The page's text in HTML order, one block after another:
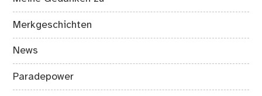
Merkgeschichten
News
Paradepower